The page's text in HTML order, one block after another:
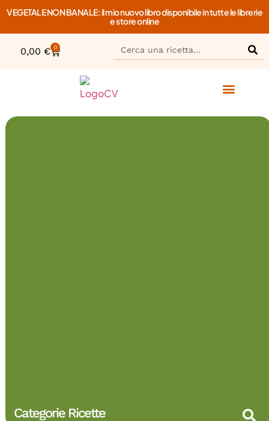
VEGETALE NON BANALE: il mio nuovo libro disponibile in tutte le librerie
e store online
0,00 € 0
Categorie Ricette